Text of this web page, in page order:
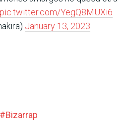
pic.twitter.com/YegQ8MUXi6
January 13, 2023
#Bizarrap